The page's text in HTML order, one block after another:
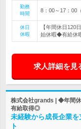
勤務
時間
8：00～17：00
休日
休暇
【年間休日
始休暇◆有給休
求人詳細を見
株式会社grands | ◆年間
有給取得◎
未経験から成長企業
ト